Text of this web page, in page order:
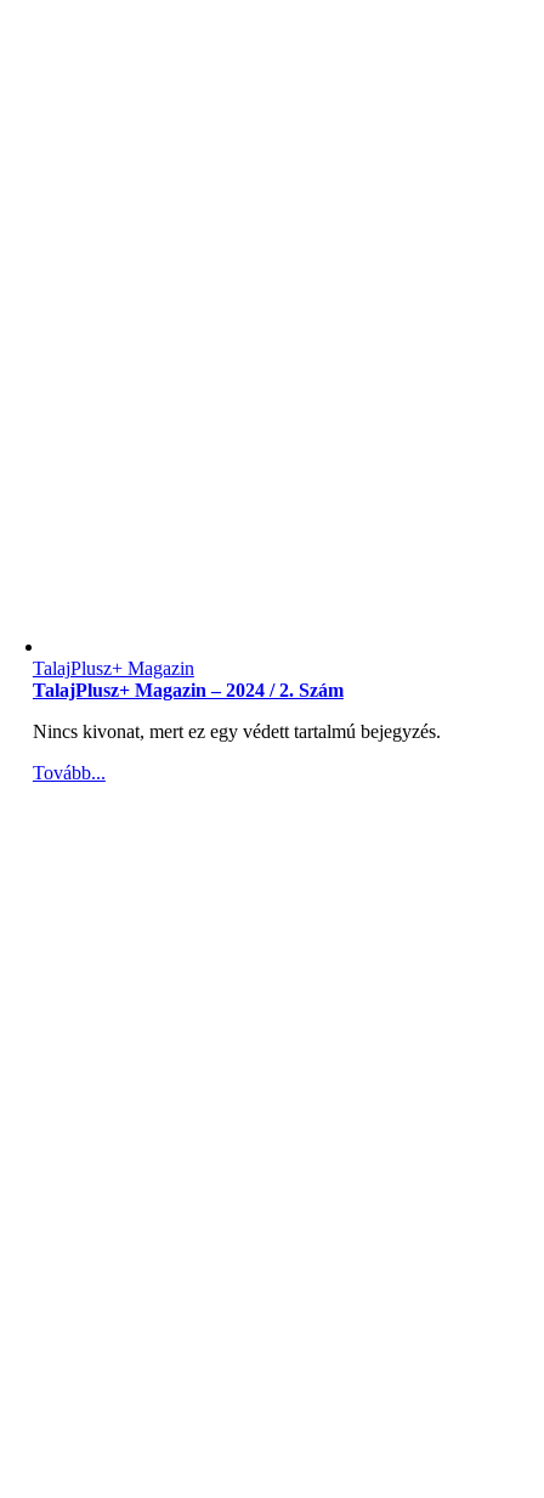
TalajPlusz+ Magazin
TalajPlusz+ Magazin – 2024 / 2. Szám
Nincs kivonat, mert ez egy védett tartalmú bejegyzés.
Tovább...